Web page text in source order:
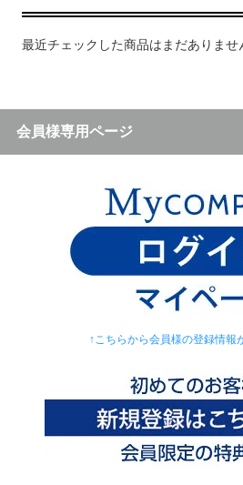
最近チェックした商品はまだありませ
会員様専用ページ
↑こちらから会員様の登録情報